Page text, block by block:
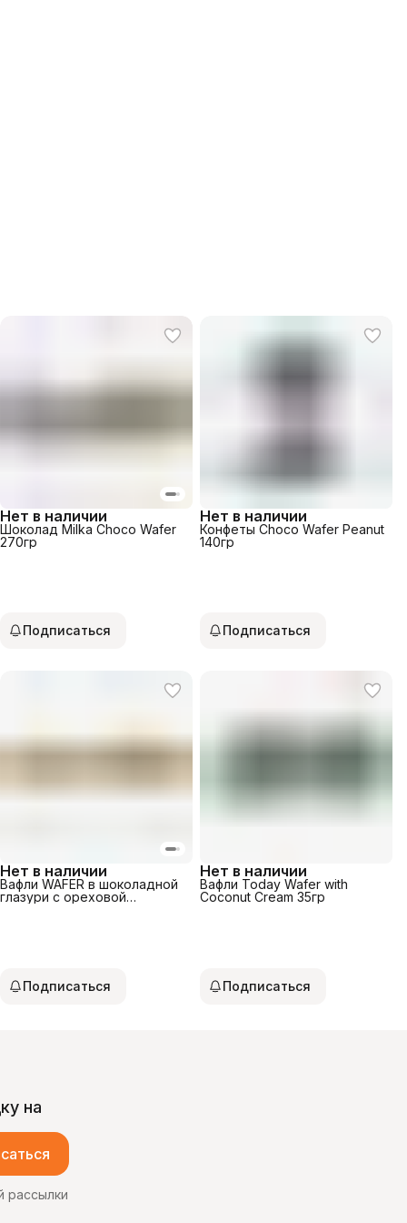
Нет в наличии
Шоколад Milka Choco Wafer
270гр
Подписаться
Нет в наличии
Конфеты Choco Wafer Peanut
140гр
Подписаться
Нет в наличии
Вафли WAFER в шоколадной
глазури с ореховой
Подписаться
Нет в наличии
Вафли Today Wafer with
Coconut Cream 35гр
Подписаться
на
рассылки